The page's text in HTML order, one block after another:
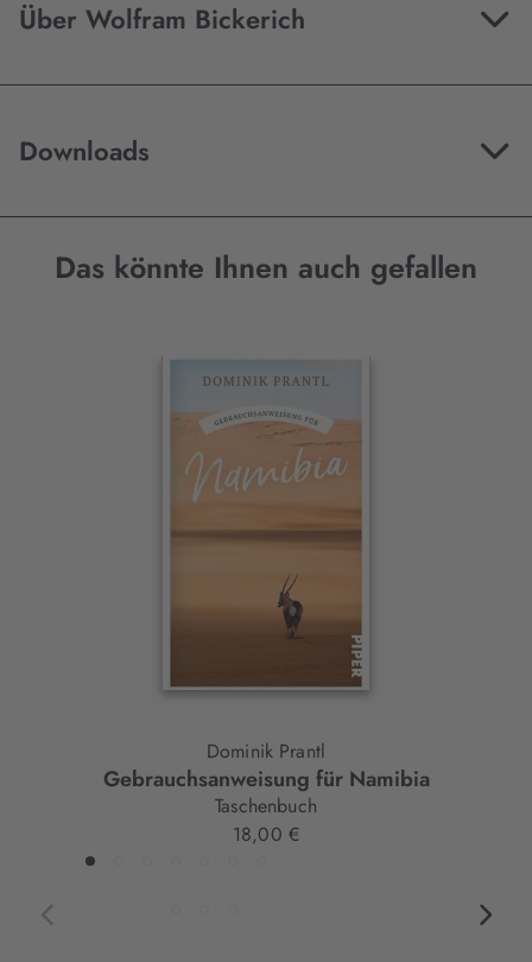
Über Wolfram Bickerich
Downloads
Das könnte Ihnen auch gefallen
Interaktives
Dominik Prantl
Gebrauchsanweisung für Namibia
Taschenbuch
18,00 €